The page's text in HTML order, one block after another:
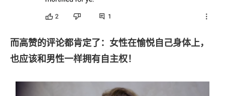
而高赞的评论都肯定了：女性在愉悦自己身体上，
也应该和男性一样拥有自主权！